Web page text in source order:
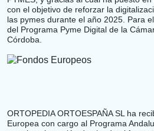
con el objetivo de reforzar la
las pymes durante el año 2025. Para
del Programa Pyme Digital de la
Córdoba.
ORTOPEDIA ORTOESPAÑA SL ha
Europea con cargo al Programa